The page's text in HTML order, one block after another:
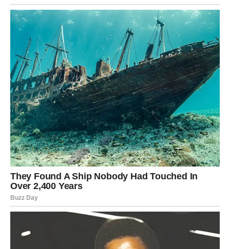
Slobodni Strelčevi mogu dobiti poruku od osobe iz
prošlosti, ali srce već ide ka novom.
Poruka dana:Ne vraćaj se unazad ako si već krenuo
napred.
JARAC – OZBILJNE EMOCIJE
Jarac danas razmišlja dugoročno. Ako ste u vezi, možete
razgovarati o budućnosti.
Slobodni Jarčevi mogu upoznati osobu koja deluje zrelo i
pouzdano – nešto što vam sada najviše treba.
Poruka dana:Pokaži emocije – ne moraš sve držati pod